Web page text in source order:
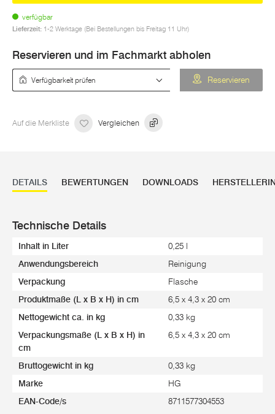
verfügbar
Lieferzeit: 1-2 Werktage (Bei Bestellungen bis Freitag 11 Uhr)
Reservieren und im Fachmarkt abholen
Reservieren
Auf die Merkliste Vergleichen
DETAILS BEWERTUNGEN DOWNLOADS
Technische Details
Inhalt in Liter 0,25 l
Anwendungsbereich Reinigung
Verpackung Flasche
Produktmaße (L x B x H) in cm 6,5 x 4,3 x 20 cm
Nettogewicht ca. in kg 0,33 kg
Verpackungsmaße (L x B x H) in
cm
6,5 x 4,3 x 20 cm
Bruttogewicht in kg 0,33 kg
Marke HG
EAN-Code/s 8711577304553